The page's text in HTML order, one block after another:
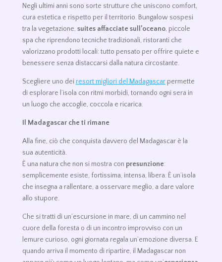
Negli ultimi anni sono sorte strutture che uniscono comfort,
cura estetica e rispetto per il territorio. Bungalow sospesi
tra la vegetazione, suites affacciate sull’oceano, piccole
spa che riprendono tecniche tradizionali, ristoranti che
valorizzano prodotti locali: tutto pensato per offrire quiete e
benessere senza distaccarsi dalla natura circostante.
Scegliere uno dei resort migliori del Madagascarpermette
di esplorare l’isola con ritmi morbidi, tornando ogni sera in
un luogo che accoglie, coccola e ricarica.
Il Madagascar che ti rimane
Alla fine, ciò che conquista davvero del Madagascar è la
sua autenticità.
È una natura che non si mostra con presunzione:
semplicemente esiste, fortissima, intensa, libera. È un’isola
che insegna a rallentare, a osservare meglio, a dare valore
allo stupore.
Che si tratti di un’escursione in mare, di un cammino nel
cuore della foresta o di un incontro improvviso con un
lemure curioso, ogni giornata regala un’emozione diversa. E
quando arriva il momento di ripartire, il Madagascar non